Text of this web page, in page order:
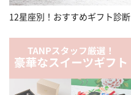
12星座別！おすすめギフト診断